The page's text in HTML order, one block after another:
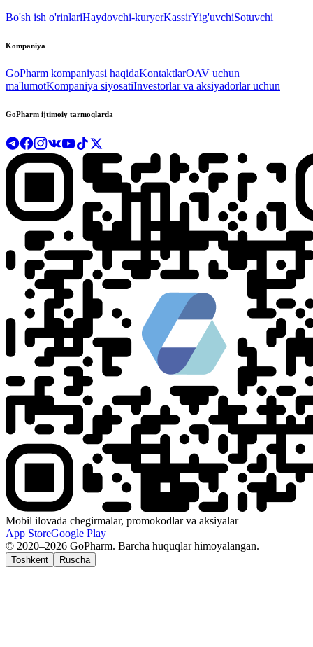
Bo'sh ish o'rinlariHaydovchi-kuryerKassirYig'uvchiSotuvchi
Kompaniya
GoPharm kompaniyasi haqidaKontaktlarOAV uchun
ma'lumotKompaniya siyosatiInvestorlar va aksiyadorlar uchun
GoPharm ijtimoiy tarmoqlarda
Mobil ilovada chegirmalar, promokodlar va aksiyalar
App StoreGoogle Play
© 2020–2026 GoPharm. Barcha huquqlar himoyalangan.
Toshkent Ruscha